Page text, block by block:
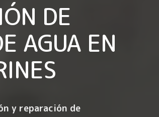
DE
AGUA EN
y reparación de